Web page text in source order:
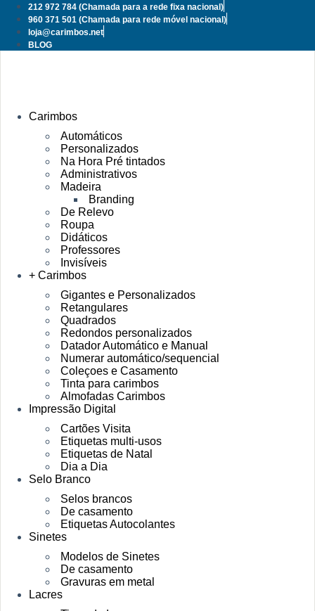
Pular
para
conteúdo
212 972 784 (Chamada para a rede fixa nacional)
960 371 501 (Chamada para rede móvel nacional)
loja@carimbos.net
BLOG
Carimbos
Automáticos
Personalizados
Na Hora Pré tintados
Administrativos
Madeira
Branding
De Relevo
Roupa
Didáticos
Professores
Invisíveis
+ Carimbos
Gigantes e Personalizados
Retangulares
Quadrados
Redondos personalizados
Datador Automático e Manual
Numerar automático/sequencial
Coleçoes e Casamento
Tinta para carimbos
Almofadas Carimbos
Impressão Digital
Cartões Visita
Etiquetas multi-usos
Etiquetas de Natal
Dia a Dia
Selo Branco
Selos brancos
De casamento
Etiquetas Autocolantes
Sinetes
Modelos de Sinetes
De casamento
Gravuras em metal
Lacres